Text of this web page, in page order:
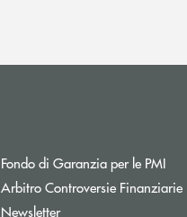
Fondo di Garanzia per le PMI
Arbitro Controversie Finanziarie
NewsletterApre una nuova finestra